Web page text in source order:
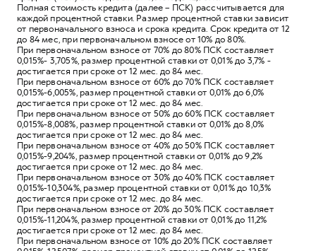
Полная стоимость кредита (далее – ПСК) рассчитывается для
каждой процентной ставки. Размер процентной ставки зависит
от первоначального взноса и срока кредита. Срок кредита от 12
до 84 мес, при первоначальном взносе от 10% до 80%.
При первоначальном взносе от 70% до 80% ПСК составляет
0,015%- 3,705%, размер процентной ставки от 0,01% до 3,7% -
достигается при сроке от 12 мес. до 84 мес.
При первоначальном взносе от 60% до 70% ПСК составляет
0,015%-6,005%, размер процентной ставки от 0,01% до 6,0%
достигается при сроке от 12 мес. до 84 мес.
При первоначальном взносе от 50% до 60% ПСК составляет
0,015%-8,008%, размер процентной ставки от 0,01% до 8,0%
достигается при сроке от 12 мес. до 84 мес.
При первоначальном взносе от 40% до 50% ПСК составляет
0,015%-9,204%, размер процентной ставки от 0,01% до 9,2%
достигается при сроке от 12 мес. до 84 мес.
При первоначальном взносе от 30% до 40% ПСК составляет
0,015%-10,304%, размер процентной ставки от 0,01% до 10,3%
достигается при сроке от 12 мес. до 84 мес.
При первоначальном взносе от 20% до 30% ПСК составляет
0,015%-11,204%, размер процентной ставки от 0,01% до 11,2%
достигается при сроке от 12 мес. до 84 мес.
При первоначальном взносе от 10% до 20% ПСК составляет